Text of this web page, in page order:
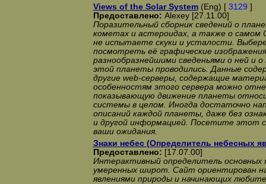
Views of the Solar System(Eng) [ 3129 ]
Предоставлено: Alexey [27.11.00]
Поразительный сборник сведений о
кометах и астероидах, а также о самом
не испытаете скуки и усталости.
посмотреть её графические
разнообразнейшими сведеньями о ней и
этой планеты проводились. Данные
другие web-серверы, содержащие
особенностям этого сервера можно
показывающую движение планеты
системы в целом. Иногда достаточно
описаний каждой планеты, даже без
и другой информацией. Посетите этот
ваши ожидания.
Знаки небес (Определитель небесных
Предоставлено: [17.07.00]
Интерактивный определитель основных
умеренных широт. Сайт ориентирован
явлениями природы и начинающих